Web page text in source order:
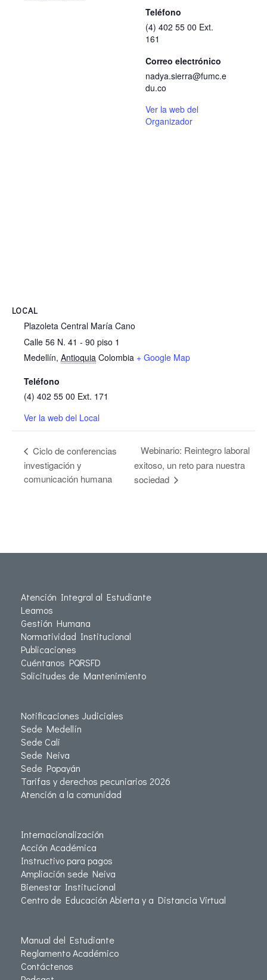
Teléfono
(4) 402 55 00 Ext.
161
Correo electrónico
nadya.sierra@fumc.e
du.co
Ver la web del
Organizador
LOCAL
Plazoleta Central María Cano
Calle 56 N. 41 - 90 piso 1
Medellín, Antioquia Colombia + Google Map
Teléfono
(4) 402 55 00 Ext. 171
Ver la web del Local
Ciclo de conferencias
investigación y
comunicación humana
Webinario: Reintegro laboral
exitoso, un reto para nuestra
sociedad
Atención Integral al Estudiante
Leamos
Gestión Humana
Normatividad Institucional
Publicaciones
Cuéntanos PQRSFD
Solicitudes de Mantenimiento
Notificaciones Judiciales
Sede Medellín
Sede Cali
Sede Neiva
Sede Popayán
Tarifas y derechos pecuniarios 2026
Atención a la comunidad
Internacionalización
Acción Académica
Instructivo para pagos
Ampliación sede Neiva
Bienestar Institucional
Centro de Educación Abierta y a Distancia Virtual
Manual del Estudiante
Reglamento Académico
Contáctenos